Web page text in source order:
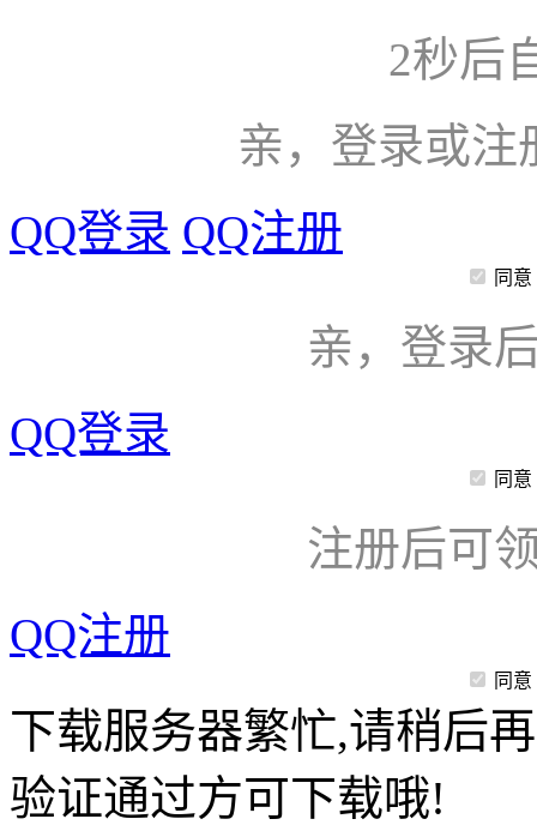
2秒后
亲，登录或注
QQ登录 QQ注册
同意
亲，登录
QQ登录
同意
注册后可
QQ注册
同意
下载服务器繁忙,请稍后
验证通过方可下载哦!